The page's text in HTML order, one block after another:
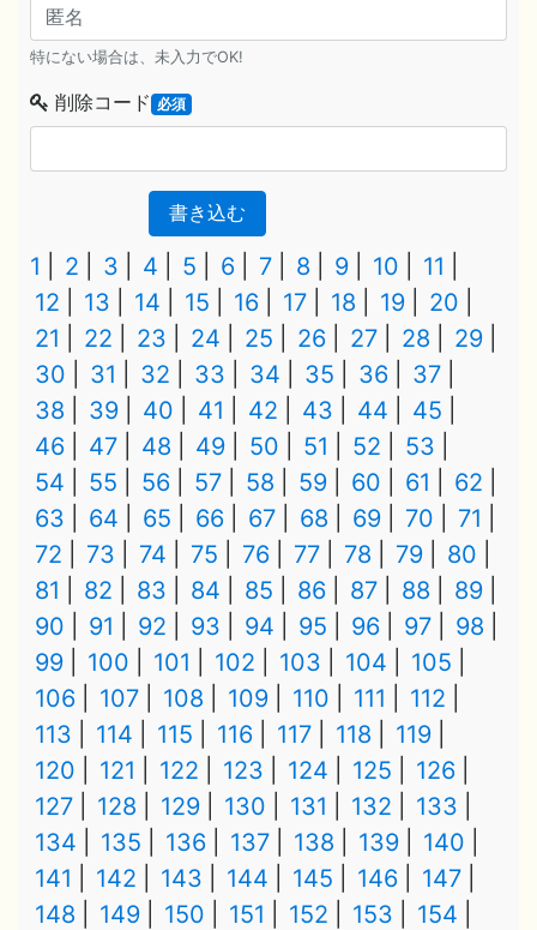
特にない場合は、未入力でOK!
削除コード 必須
書き込む
1 2 3 4 5 6 7 8 9 10
11
12
13 14 15 16 17 18 19
20
21
22 23 24 25 26 27 28
29
30
31 32 33 34 35 36
37
38
39 40 41 42 43 44
45
46
47 48 49 50 51 52
53
54
55 56 57 58 59 60 61
62
63
64 65 66 67 68 69 70
71
72
73 74 75 76 77 78 79
80
81
82 83 84 85 86 87 88
89
90
91 92 93 94 95 96 97
98
99
100 101 102 103 104
105
106
107 108 109 110 111
112
113
114 115 116 117 118
119
120
121 122 123 124 125
126
127
128 129 130 131 132
133
134
135 136 137 138 139
140
141
142 143 144 145 146
147
148
149 150 151 152 153
154